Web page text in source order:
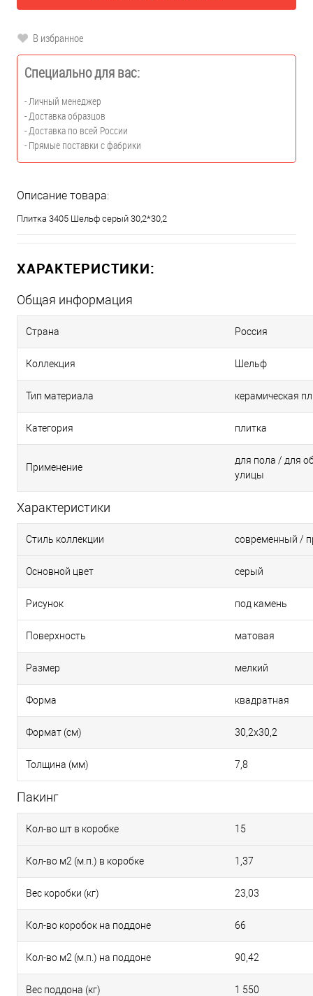
В избранное
Специально для вас:
- Личный менеджер
- Доставка образцов
- Доставка по всей России
- Прямые поставки с фабрики
Описание товара:
Плитка 3405 Шельф серый 30,2*30,2
ХАРАКТЕРИСТИКИ:
Общая информация
Страна Россия
Коллекция Шельф
Тип материала керамическая
Категория плитка
Применение
для пола / для
улицы
Характеристики
Стиль коллекции современный /
Основной цвет серый
Рисунок под камень
Поверхность матовая
Размер мелкий
Форма квадратная
Формат (см) 30,2х30,2
Толщина (мм) 7,8
Пакинг
Кол-во шт в коробке 15
Кол-во м2 (м.п.) в коробке 1,37
Вес коробки (кг) 23,03
Кол-во коробок на поддоне 66
Кол-во м2 (м.п.) на поддоне 90,42
Вес поддона (кг) 1 550